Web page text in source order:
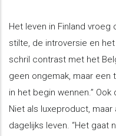
Het leven in Finland
stilte, de introversie en
schril contrast met het
geen ongemak, maar een
in het begin wennen.”
Niet als luxeproduct,
dagelijks leven. “Het gaat